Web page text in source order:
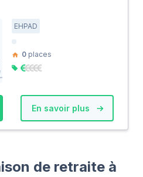
EHPAD
0 places
En savoir plus
de retraite à